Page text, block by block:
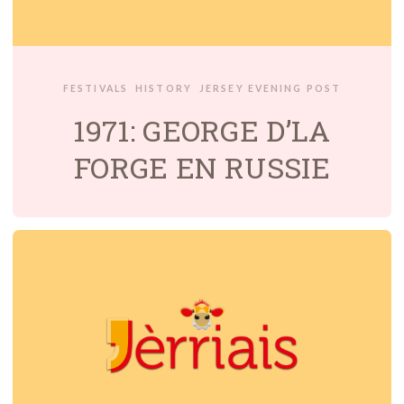
FESTIVALS HISTORY JERSEY EVENING POST
1971: GEORGE D’LA
FORGE EN RUSSIE